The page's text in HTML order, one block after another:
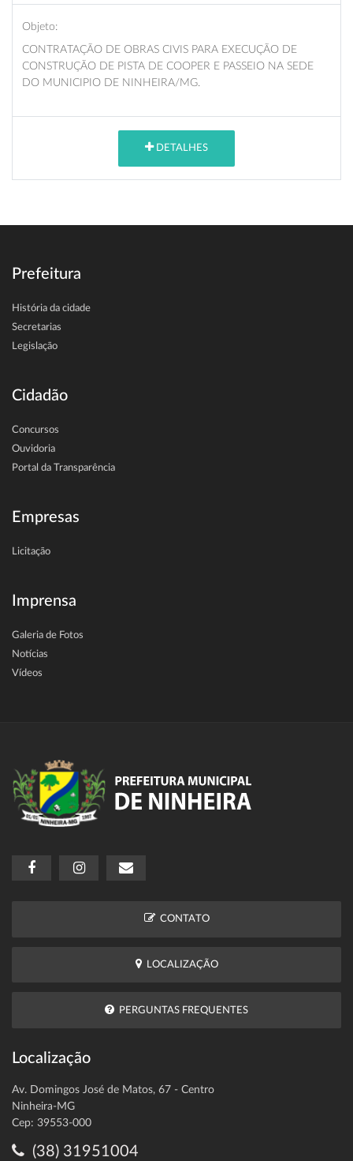
Objeto:
CONTRATAÇÃO DE OBRAS CIVIS PARA EXECUÇÃO DE
CONSTRUÇÃO DE PISTA DE COOPER E PASSEIO NA SEDE
DO MUNICIPIO DE NINHEIRA/MG.
DETALHES
Prefeitura
História da cidade
Secretarias
Legislação
Cidadão
Concursos
Ouvidoria
Portal da Transparência
Empresas
Licitação
Imprensa
Galeria de Fotos
Notícias
Vídeos
CONTATO
LOCALIZAÇÃO
PERGUNTAS FREQUENTES
Localização
Av. Domingos José de Matos, 67 - Centro
Ninheira-MG
Cep: 39553-000
(38) 31951004